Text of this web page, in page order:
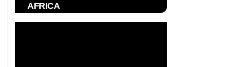
AFRICA